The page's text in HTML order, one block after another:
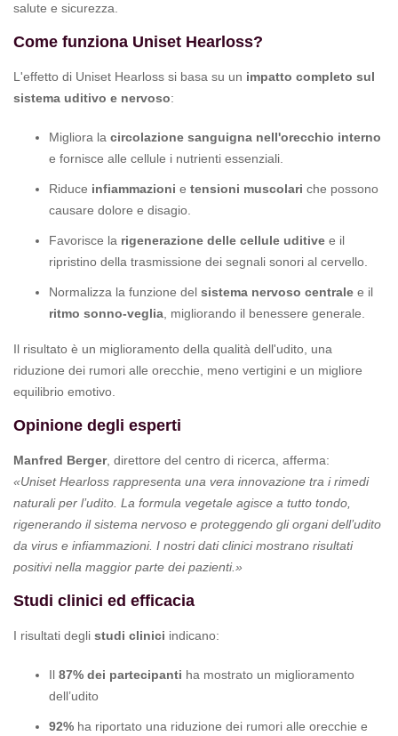
salute e sicurezza.
Come funziona Uniset Hearloss?
L'effetto di Uniset Hearloss si basa su un impatto completo sul
sistema uditivo e nervoso:
Migliora la circolazione sanguigna nell'orecchio interno
e fornisce alle cellule i nutrienti essenziali.
Riduce infiammazioni e tensioni muscolari che possono
causare dolore e disagio.
Favorisce la rigenerazione delle cellule uditive e il
ripristino della trasmissione dei segnali sonori al cervello.
Normalizza la funzione del sistema nervoso centrale e il
ritmo sonno-veglia , migliorando il benessere generale.
Il risultato è un miglioramento della qualità dell'udito, una
riduzione dei rumori alle orecchie, meno vertigini e un migliore
equilibrio emotivo.
Opinione degli esperti
Manfred Berger, direttore del centro di ricerca, afferma:
«Uniset Hearloss rappresenta una vera innovazione tra i rimedi
naturali per l’udito. La formula vegetale agisce a tutto tondo,
rigenerando il sistema nervoso e proteggendo gli organi dell’udito
da virus e infiammazioni. I nostri dati clinici mostrano risultati
positivi nella maggior parte dei pazienti.»
Studi clinici ed efficacia
I risultati degli studi clinici indicano:
Il 87% dei partecipanti ha mostrato un miglioramento
dell’udito
92% ha riportato una riduzione dei rumori alle orecchie e